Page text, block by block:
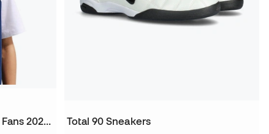
Inter Mailand Bekleidung für Fans 2026-2027 Kinder T-Shirt Total 90 Sneakers